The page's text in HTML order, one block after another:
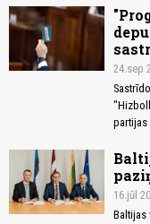
24.sep
partijas
16.jūl
Baltijas